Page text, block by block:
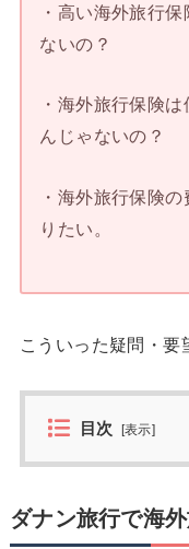
・高い海外旅行
ないの？
・海外旅行保険
んじゃないの？
・海外旅行保険
りたい。
こういった疑問・要
目次 [表示]
ダナン旅行で海